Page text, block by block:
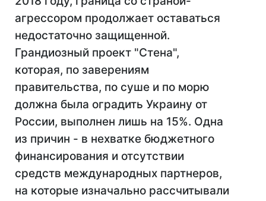
агрессором продолжает оставаться
недостаточно защищенной.
Грандиозный проект "Стена",
которая, по заверениям
правительства, по суше и по морю
должна была оградить Украину от
России, выполнен лишь на 15%. Одна
из причин - в нехватке бюджетного
финансирования и отсутствии
средств международных партнеров,
на которые изначально рассчитывали